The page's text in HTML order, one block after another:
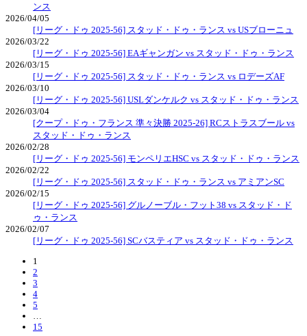
ンス
2026/04/05
[リーグ・ドゥ 2025-56] スタッド・ドゥ・ランス vs USブローニュ
2026/03/22
[リーグ・ドゥ 2025-56] EAギャンガン vs スタッド・ドゥ・ランス
2026/03/15
[リーグ・ドゥ 2025-56] スタッド・ドゥ・ランス vs ロデーズAF
2026/03/10
[リーグ・ドゥ 2025-56] USLダンケルク vs スタッド・ドゥ・ランス
2026/03/04
[クープ・ドゥ・フランス 準々決勝 2025-26] RCストラスブール vs
スタッド・ドゥ・ランス
2026/02/28
[リーグ・ドゥ 2025-56] モンペリエHSC vs スタッド・ドゥ・ランス
2026/02/22
[リーグ・ドゥ 2025-56] スタッド・ドゥ・ランス vs アミアンSC
2026/02/15
[リーグ・ドゥ 2025-56] グルノーブル・フット38 vs スタッド・ド
ゥ・ランス
2026/02/07
[リーグ・ドゥ 2025-56] SCバスティア vs スタッド・ドゥ・ランス
1
2
3
4
5
15